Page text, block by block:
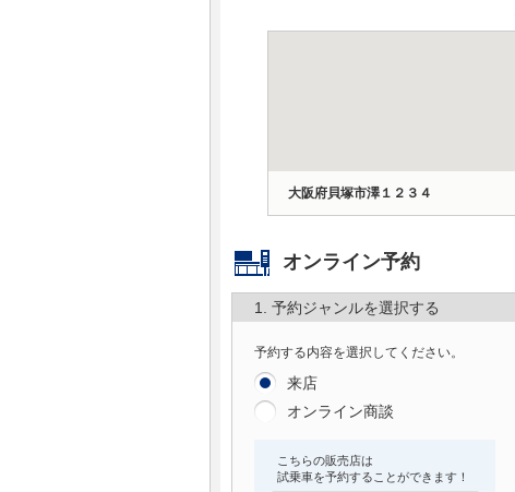
大阪府貝塚市澤１２３４
オンライン予約
1. 予約ジャンルを選択する
予約する内容を選択してください。
来店
オンライン商談
こちらの販売店は
試乗車を予約することができます！